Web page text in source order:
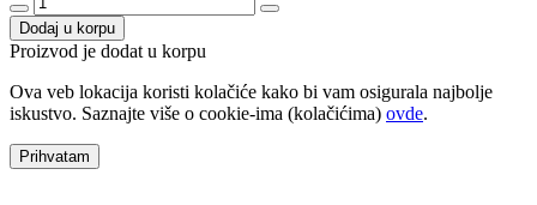
Dodaj u korpu
Proizvod je dodat u korpu
Ova veb lokacija koristi kolačiće kako bi vam osigurala najbolje
iskustvo. Saznajte više o cookie-ima (kolačićima) ovde.
Prihvatam